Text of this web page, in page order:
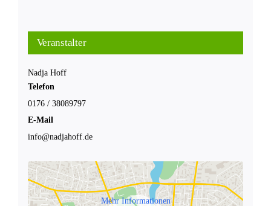
Veranstalter
Nadja Hoff
Telefon
0176 / 38089797
E-Mail
info@nadjahoff.de
Mehr Informationen